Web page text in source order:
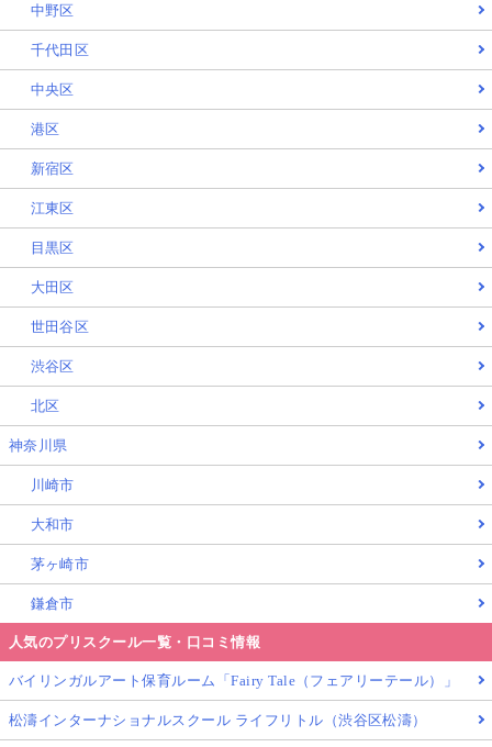
中野区
千代田区
中央区
港区
新宿区
江東区
目黒区
大田区
世田谷区
渋谷区
北区
神奈川県
川崎市
大和市
茅ヶ崎市
鎌倉市
人気のプリスクール一覧・口コミ情報
バイリンガルアート保育ルーム「Fairy Tale（フェアリーテール）」
松濤インターナショナルスクール ライフリトル（渋谷区松濤）